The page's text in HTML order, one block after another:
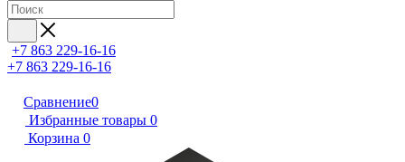
+7 863 229-16-16
+7 863 229-16-16
Сравнение0
Избранные товары 0
Корзина 0